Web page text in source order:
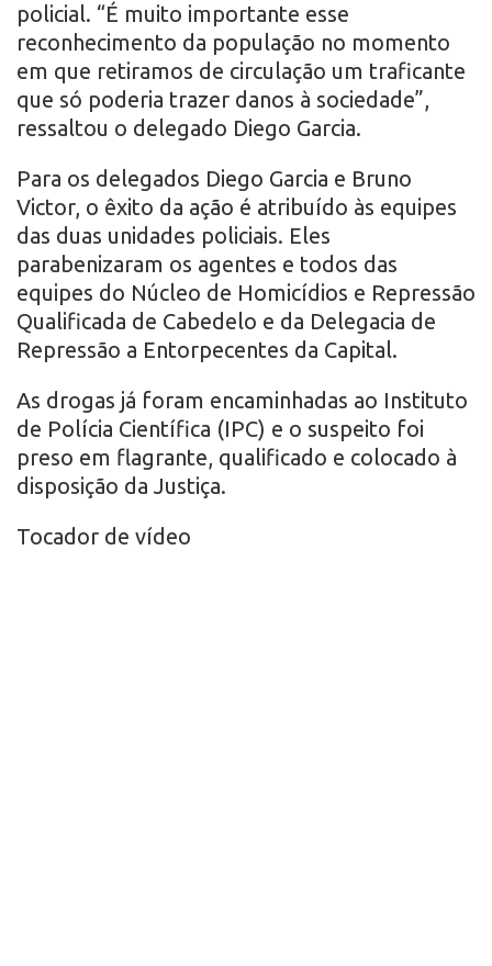
policial. “É muito importante esse
reconhecimento da população no momento
em que retiramos de circulação um traficante
que só poderia trazer danos à sociedade”,
ressaltou o delegado Diego Garcia.
Para os delegados Diego Garcia e Bruno
Victor, o êxito da ação é atribuído às equipes
das duas unidades policiais. Eles
parabenizaram os agentes e todos das
equipes do Núcleo de Homicídios e Repressão
Qualificada de Cabedelo e da Delegacia de
Repressão a Entorpecentes da Capital.
As drogas já foram encaminhadas ao Instituto
de Polícia Científica (IPC) e o suspeito foi
preso em flagrante, qualificado e colocado à
disposição da Justiça.
Tocador de vídeo